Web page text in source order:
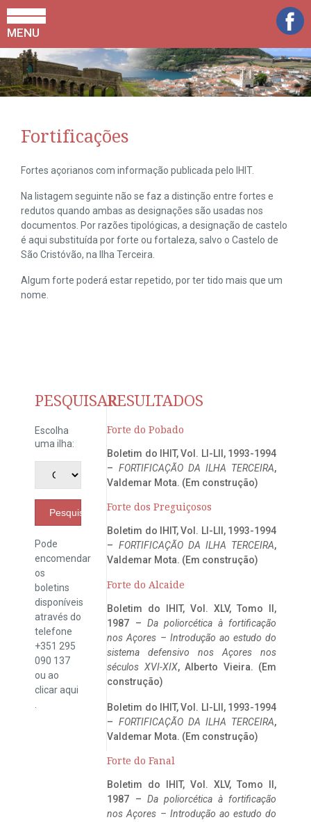
MENU
Fortificações
Fortes açorianos com informação publicada pelo IHIT.
Na listagem seguinte não se faz a distinção entre fortes e
redutos quando ambas as designações são usadas nos
documentos. Por razões tipológicas, a designação de castelo
é aqui substituída por forte ou fortaleza, salvo o Castelo de
São Cristóvão, na Ilha Terceira.
Algum forte poderá estar repetido, por ter tido mais que um
nome.
PESQUISAR
Escolha
uma ilha:
Pesquisar
Pode
encomendar
os
boletins
disponíveis
através do
telefone
+351 295
090 137
ou ao
clicaraqui
RESULTADOS
Forte do Pobado
Boletim do IHIT, Vol. LI-LII, 1993-1994
– FORTIFICAÇÃO DA ILHA TERCEIRA,
Valdemar Mota. (Em construção)
Forte dos Preguiçosos
Boletim do IHIT, Vol. LI-LII, 1993-1994
– FORTIFICAÇÃO DA ILHA TERCEIRA,
Valdemar Mota. (Em construção)
Forte do Alcaide
Boletim do IHIT, Vol. XLV, Tomo II,
1987 – Da poliorcética à fortificação
nos Açores – Introdução ao estudo do
sistema defensivo nos Açores nos
séculos XVI-XIX, Alberto Vieira. (Em
construção)
Boletim do IHIT, Vol. LI-LII, 1993-1994
– FORTIFICAÇÃO DA ILHA TERCEIRA,
Valdemar Mota. (Em construção)
Forte do Fanal
Boletim do IHIT, Vol. XLV, Tomo II,
1987 – Da poliorcética à fortificação
nos Açores – Introdução ao estudo do